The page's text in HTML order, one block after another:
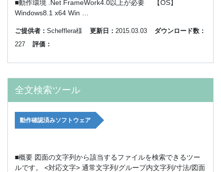
■動作環境 .Net FrameWork4.0以上が必要 【OS】
Windows8.1 x64 Win …
ご提供者： Schefflera様 更新日： 2015.03.03
ダウンロード数：
227
評価：
全文検索ツール
動作確認済みソフトウェア
■概要 図面の文字列から該当するファイルを検索できるツー
ルです。 <対応文字> 通常文字列/グループ内文字列/寸法/図面